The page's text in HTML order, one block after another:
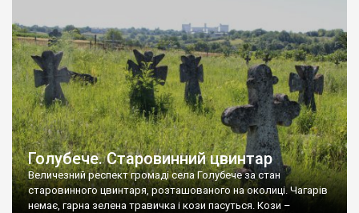
Голубече. Старовинний цвинтар
Величезний респект громаді села Голубече за стан
старовинного цвинтаря, розташованого на околиці. Чагарів
немає, гарна зелена травичка і кози пасуться. Кози –